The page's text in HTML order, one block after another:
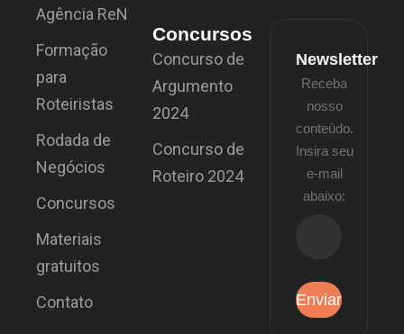
Agência ReN
Formação
para
Roteiristas
Rodada de
Negócios
Concursos
Materiais
gratuitos
Contato
Concursos
Concurso de
Argumento
2024
Concurso de
Roteiro 2024
Newsletter
Receba
nosso
conteúdo.
Insira seu
e-mail
abaixo: